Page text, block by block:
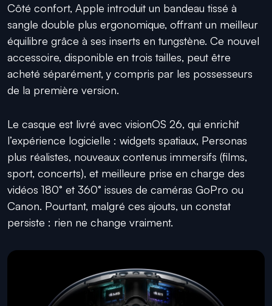
Côté confort, Apple introduit un bandeau tissé à
sangle double plus ergonomique, offrant un meilleur
équilibre grâce à ses inserts en tungstène. Ce nouvel
accessoire, disponible en trois tailles, peut être
acheté séparément, y compris par les possesseurs
de la première version.
Le casque est livré avec visionOS 26, qui enrichit
l’expérience logicielle : widgets spatiaux, Personas
plus réalistes, nouveaux contenus immersifs (films,
sport, concerts), et meilleure prise en charge des
vidéos 180° et 360° issues de caméras GoPro ou
Canon. Pourtant, malgré ces ajouts, un constat
persiste : rien ne change vraiment.